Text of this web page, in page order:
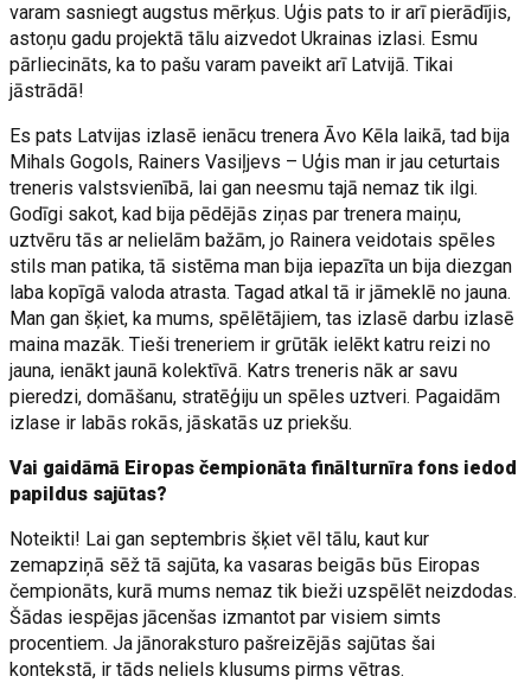
varam sasniegt augstus mērķus. Uģis pats to ir arī pierādījis,
astoņu gadu projektā tālu aizvedot Ukrainas izlasi. Esmu
pārliecināts, ka to pašu varam paveikt arī Latvijā. Tikai
jāstrādā!
Es pats Latvijas izlasē ienācu trenera Āvo Kēla laikā, tad bija
Mihals Gogols, Rainers Vasiļjevs – Uģis man ir jau ceturtais
treneris valstsvienībā, lai gan neesmu tajā nemaz tik ilgi.
Godīgi sakot, kad bija pēdējās ziņas par trenera maiņu,
uztvēru tās ar nelielām bažām, jo Rainera veidotais spēles
stils man patika, tā sistēma man bija iepazīta un bija diezgan
laba kopīgā valoda atrasta. Tagad atkal tā ir jāmeklē no jauna.
Man gan šķiet, ka mums, spēlētājiem, tas izlasē darbu izlasē
maina mazāk. Tieši treneriem ir grūtāk ielēkt katru reizi no
jauna, ienākt jaunā kolektīvā. Katrs treneris nāk ar savu
pieredzi, domāšanu, stratēģiju un spēles uztveri. Pagaidām
izlase ir labās rokās, jāskatās uz priekšu.
Vai gaidāmā Eiropas čempionāta finālturnīra fons iedod
papildus sajūtas?
Noteikti! Lai gan septembris šķiet vēl tālu, kaut kur
zemapziņā sēž tā sajūta, ka vasaras beigās būs Eiropas
čempionāts, kurā mums nemaz tik bieži uzspēlēt neizdodas.
Šādas iespējas jācenšas izmantot par visiem simts
procentiem. Ja jānoraksturo pašreizējās sajūtas šai
kontekstā, ir tāds neliels klusums pirms vētras.